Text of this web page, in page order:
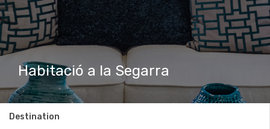
Habitació a la Segarra
Destination